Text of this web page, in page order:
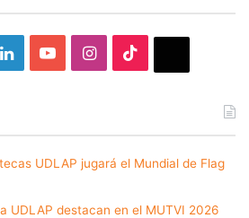
LinkedInYouTubeInstagram
UDLAP jugará el Mundial de Flag
UDLAP destacan en el MUTVI 2026